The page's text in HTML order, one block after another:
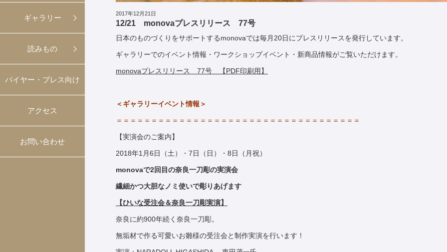
ギャラリー
読みもの
バイヤー・プレス向け
アクセス
お問い合わせ
2017年12月21日
12/21 monovaプレスリリース 77号
日本のものづくりをサポートするmonovaでは毎月20日にプレスリリースを発行しています。
ギャラリーでのイベント情報・ワークショップイベント・新商品情報がご覧いただけます。
monovaプレスリリース 77号 【PDF印刷用】
＜ギャラリーイベント情報＞
＝＝＝＝＝＝＝＝＝＝＝＝＝＝＝＝＝＝＝＝＝＝＝＝＝＝＝＝＝＝＝＝＝＝＝
【実演会のご案内】
2018年1月6日（土）・7日（日）・8日（月祝）
monovaで2回目の奈良一刀彫の実演会
繊細かつ大胆なノミ使いで彫りあげます
【ひいな受注会＆奈良一刀彫実演】
奈良に約900年続く奈良一刀彫。
無垢材で作る可愛いお雛様の受注会と制作実演を行います！